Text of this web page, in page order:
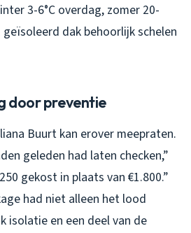
3-6°C overdag, zomer 20-
geïsoleerd dak behoorlijk schelen
door preventie
Buurt kan erover meepraten.
geleden had laten checken,”
gekost in plaats van €1.800.”
had niet alleen het lood
isolatie en een deel van de